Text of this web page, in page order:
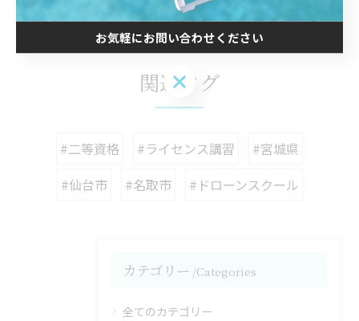
< 前のページ 一覧に戻る 次のページ >
関連タグ
#二等資格 #ライセンス講習
#宮城県
#仙台市
#名取市 #ドローンスクール
カテゴリー Categories
全てのカテゴリー
お気軽にお問い合わせください
お気軽にお問い合わせください